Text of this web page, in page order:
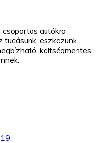
csoportos autókra
tudásunk, eszközünk
költségmentes